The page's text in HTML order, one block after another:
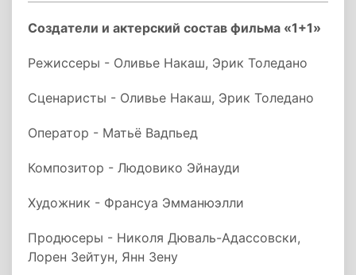
Создатели и актерский состав фильма «1+1»
Режиссеры - Оливье Накаш, Эрик Толедано
Сценаристы - Оливье Накаш, Эрик Толедано
Оператор - Матьё Вадпьед
Композитор - Людовико Эйнауди
Художник - Франсуа Эмманюэлли
Продюсеры - Николя Дюваль-Адассовски,
Лорен Зейтун, Янн Зену